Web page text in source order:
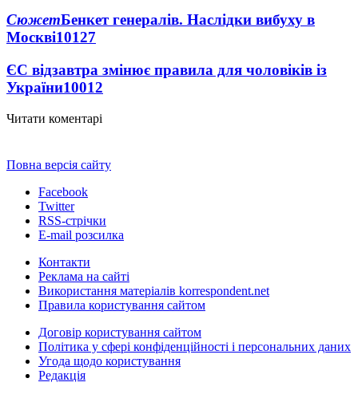
СюжетБенкет генералів. Наслідки вибуху в
Москві10127
ЄС відзавтра змінює правила для чоловіків із
України10012
Читати коментарі
Повна версія сайту
Facebook
Twitter
RSS-стрічки
E-mail розсилка
Контакти
Реклама на сайті
Використання матеріалів korrespondent.net
Правила користування сайтом
Договір користування сайтом
Політика у сфері конфіденційності і персональних даних
Угода щодо користування
Редакція